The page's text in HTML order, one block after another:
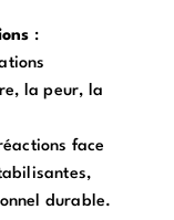
:
la peur, la
face
durable.